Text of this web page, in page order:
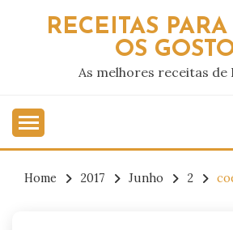
RECEITAS
OS
As melhores receitas de
Home 2017 Junho 2